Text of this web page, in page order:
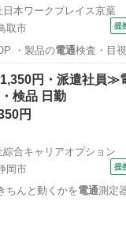
日本ワークプレイス京葉
取市
提
・製品の電通検査・目視検
円・派遣社員≫
検品 日勤
円
綜合キャリアオプション
岡市
提
ちんと動くかを電通測定